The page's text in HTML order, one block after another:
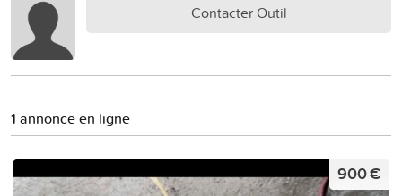
Contacter Outil
1 annonce en ligne
900 €